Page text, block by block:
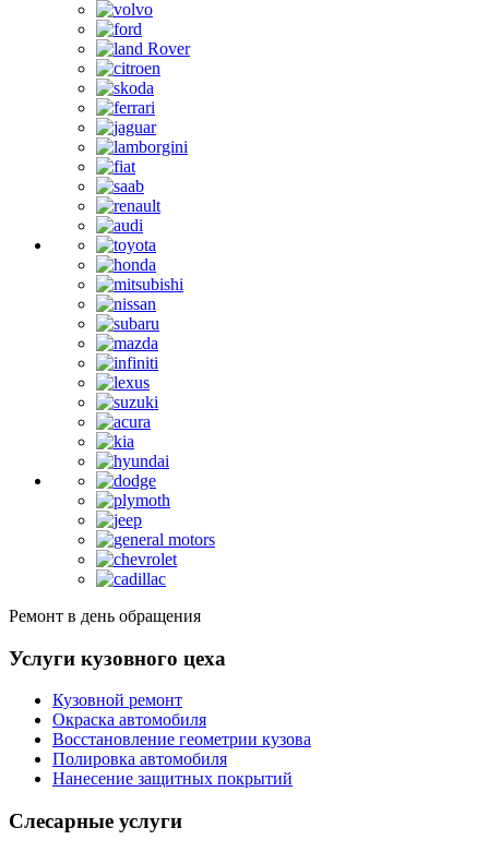
Ремонт в день обращения
Услуги кузовного цеха
Кузовной ремонт
Окраска автомобиля
Восстановление геометрии кузова
Полировка автомобиля
Нанесение защитных покрытий
Слесарные услуги